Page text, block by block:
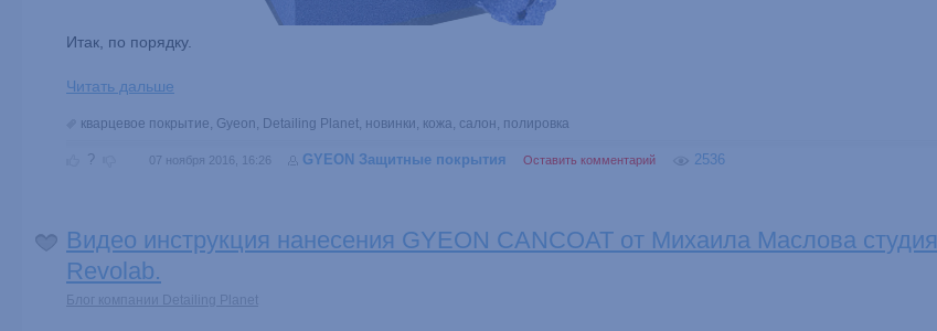
Итак, по порядку.
Читать дальше
кварцевое покрытие, Gyeon, Detailing Planet, новинки, кожа, салон, полировка
? 07 ноября 2016, 16:26 GYEON Защитные покрытия Оставить комментарий 2536
Видео инструкция нанесения GYEON CANCOAT от Михаила Маслова студия
Revolab.
Блог компании Detailing Planet